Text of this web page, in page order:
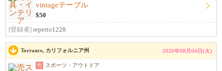
vintageテーブル
$50
[登録者] repetto1228
Torrance, カリフォルニア州 2026年08月04日(火)
売 スポーツ・アウトドア